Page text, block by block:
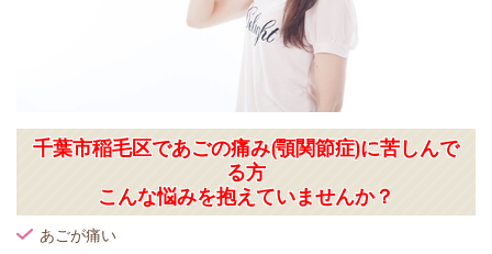
千葉市稲毛区であごの痛み(顎関節症)に苦しんで
る方
こんな悩みを抱えていませんか？
あごが痛い